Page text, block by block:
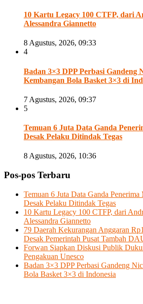
10 Kartu Legacy 100 CTFP, dari
Alessandra Giannetto
8 Agustus, 2026, 09:33
4
Badan 3×3 DPP Perbasi Gandeng
Kembangan Bola Basket 3×3 di
7 Agustus, 2026, 09:37
5
Temuan 6 Juta Data Ganda
Desak Pelaku Ditindak Tegas
8 Agustus, 2026, 10:36
Pos-pos Terbaru
Temuan 6 Juta Data Ganda
Desak Pelaku Ditindak Tegas
10 Kartu Legacy 100 CTFP, dari
Alessandra Giannetto
79 Daerah Kekurangan Anggaran
Desak Pemerintah Pusat Tambah
Forwan Siapkan Diskusi Publik
Pengakuan Unesco
Badan 3×3 DPP Perbasi Gandeng
Bola Basket 3×3 di Indonesia